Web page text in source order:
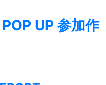
UP 参加作